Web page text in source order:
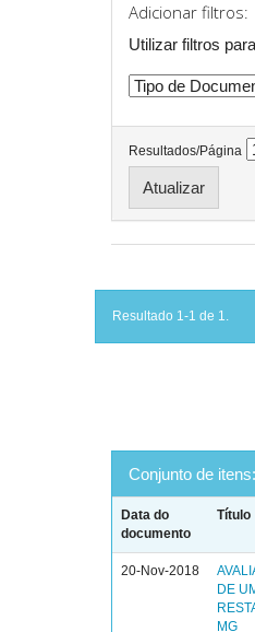
Adicionar filtros:
Utilizar filtros
Resultados/Página
Resultado 1-1 de 1.
Conjunto de itens:
Data do
documento
Título
20-Nov-2018
DE
MG